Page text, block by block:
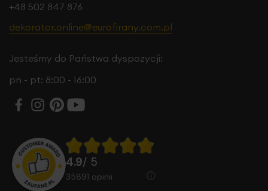
+48 502 847 876
dekorator.online@eurofirany.com.pl
Jesteśmy do Państwa dyspozycji:
pn - pt: 8:00 - 16:00
4.9/ 5
35891 opinii